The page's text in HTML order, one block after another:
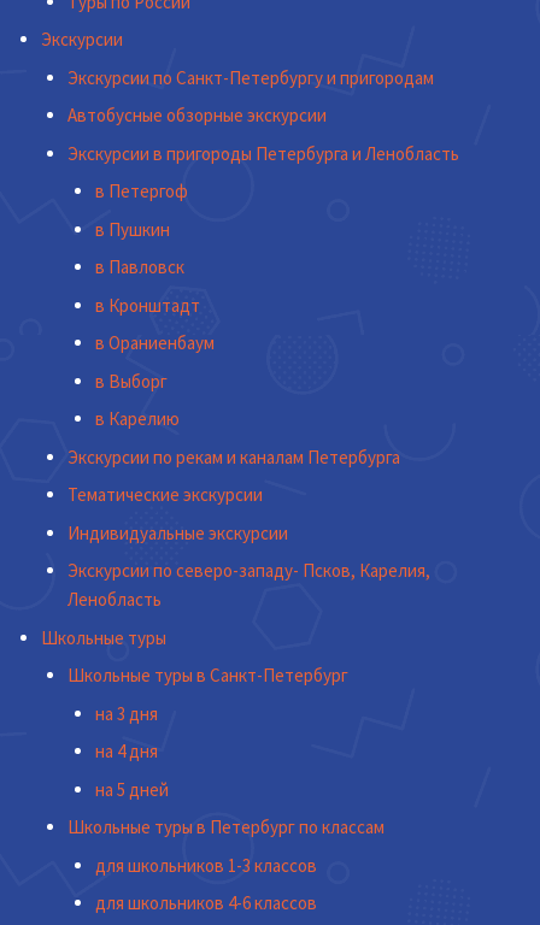
Экскурсии
Экскурсии по Санкт-Петербургу и пригородам
Автобусные обзорные экскурсии
Экскурсии в пригороды Петербурга и Ленобласть
в Петергоф
в Пушкин
в Павловск
в Кронштадт
в Ораниенбаум
в Выборг
в Карелию
Экскурсии по рекам и каналам Петербурга
Тематические экскурсии
Индивидуальные экскурсии
Экскурсии по северо-западу- Псков, Карелия,
Ленобласть
Школьные туры
Школьные туры в Санкт-Петербург
на 3 дня
на 4 дня
на 5 дней
Школьные туры в Петербург по классам
для школьников 1-3 классов
для школьников 4-6 классов